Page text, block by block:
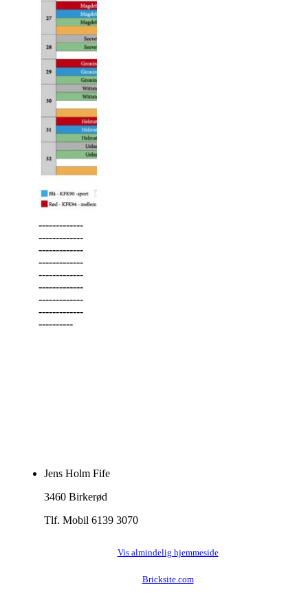
-------------
-------------
-------------
-------------
-------------
-------------
-------------
-------------
----------
Jens Holm Fife
3460 Birkerød
Tlf. Mobil 6139 3070
Vis almindelig hjemmeside
Bricksite.com